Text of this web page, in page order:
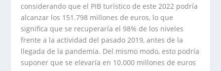
considerando que el PIB turístico de este 2022 podría
alcanzar los 151.798 millones de euros, lo que
significa que se recuperaría el 98% de los niveles
frente a la actividad del pasado 2019, antes de la
llegada de la pandemia. Del mismo modo, esto podría
suponer que se elevaría en 10.000 millones de euros